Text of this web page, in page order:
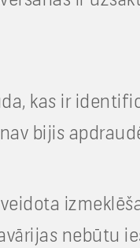
kas ir
bijis
nebūtu